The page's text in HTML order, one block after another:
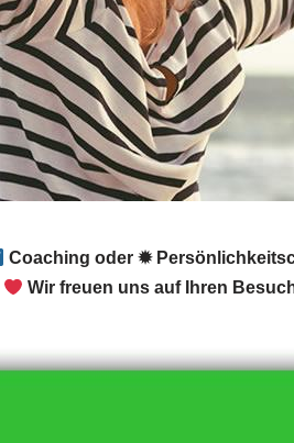
Coaching oder ✹
Wir freuen uns auf Ihren